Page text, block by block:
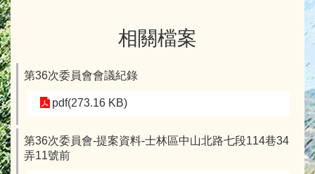
相關檔案
第36次委員會會議紀錄
pdf(273.16 KB)
第36次委員會-提案資料-士林區中山北路七段114巷34
弄11號前